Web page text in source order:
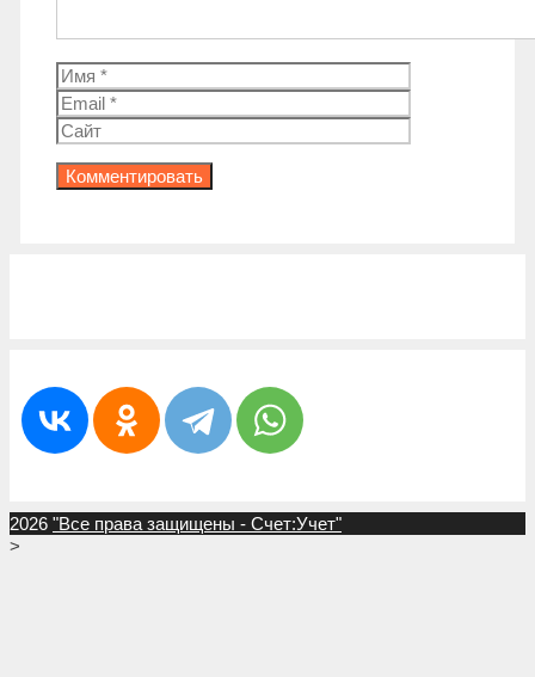
Имя
2026 "Все права защищены - Счет:Учет"
>